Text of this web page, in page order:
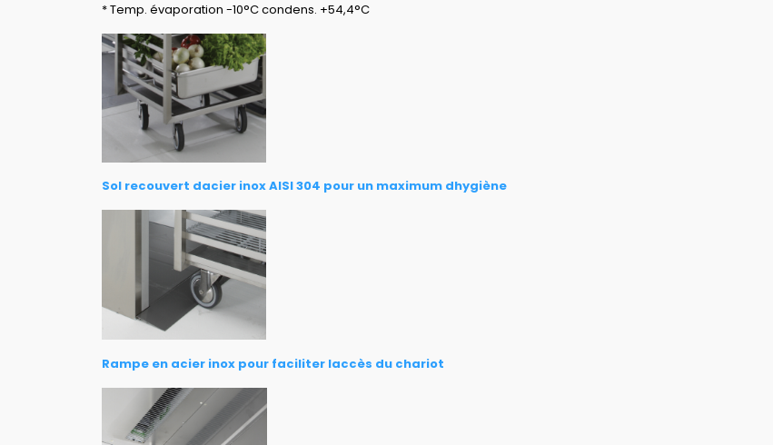
* Temp. évaporation -10°C condens. +54,4°C
Sol recouvert dacier inox AISI 304 pour un maximum dhygiène
Rampe en acier inox pour faciliter laccès du chariot